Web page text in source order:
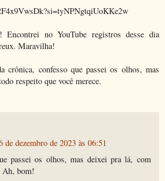
Encontrei no YouTube registros desse dia
Maravilha!
crônica, confesso que passei os olhos, mas
respeito que você merece.
de dezembro de 2023 às 06:51
passei os olhos, mas deixei pra lá, com
bom!